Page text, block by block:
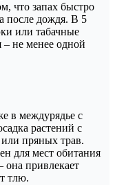
что запах быстро
после дождя. В 5
или табачные
– не менее одной
в междурядье с
растений с
пряных трав.
для мест обитания
она привлекает
тлю.